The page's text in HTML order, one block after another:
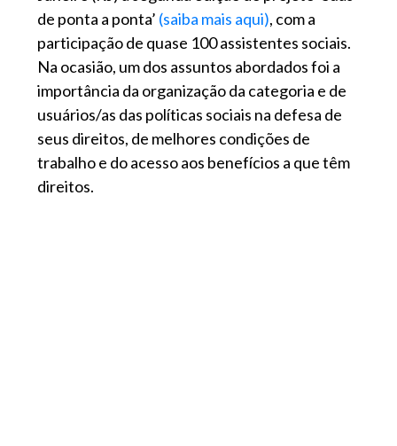
de ponta a ponta’ (saiba mais aqui), com a
participação de quase 100 assistentes sociais.
Na ocasião, um dos assuntos abordados foi a
importância da organização da categoria e de
usuários/as das políticas sociais na defesa de
seus direitos, de melhores condições de
trabalho e do acesso aos benefícios a que têm
direitos.